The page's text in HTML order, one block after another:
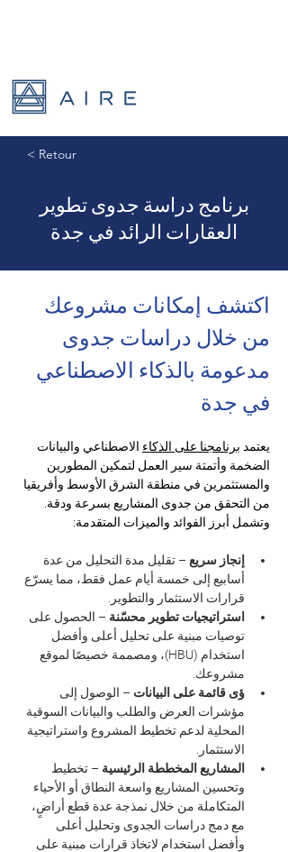
< Retour
برنامج دراسة جدوى تطوير
العقارات الرائد في جدة
اكتشف إمكانات مشروعك
من خلال دراسات جدوى
مدعومة بالذكاء الاصطناعي
في جدة
يعتمد برنامجنا على الذكاء الاصطناعي والبيانات
الضخمة وأتمتة سير العمل لتمكين المطورين
والمستثمرين في منطقة الشرق الأوسط وأفريقيا
من التحقق من جدوى المشاريع بسرعة ودقة.
وتشمل أبرز الفوائد والميزات المتقدمة:
إنجاز سريع – تقليل مدة التحليل من عدة
أسابيع إلى خمسة أيام عمل فقط، مما يسرّع
قرارات الاستثمار والتطوير.
استراتيجيات تطوير محسّنة – الحصول على
توصيات مبنية على تحليل أعلى وأفضل
استخدام (HBU)، ومصممة خصيصًا لموقع
مشروعك.
ؤى قائمة على البيانات – الوصول إلى
مؤشرات العرض والطلب والبيانات السوقية
المحلية لدعم تخطيط المشروع واستراتيجية
الاستثمار.
المشاريع المخططة الرئيسية – تخطيط
وتحسين المشاريع واسعة النطاق أو الأحياء
المتكاملة من خلال نمذجة عدة قطع أراضٍ،
مع دمج دراسات الجدوى وتحليل أعلى
وأفضل استخدام لاتخاذ قرارات مبنية على